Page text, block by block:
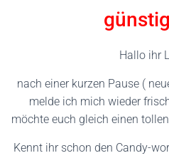
Hallo ihr
nach einer kurzen Pause (
melde ich mich wieder
möchte euch gleich einen
Kennt ihr schon den Candy-